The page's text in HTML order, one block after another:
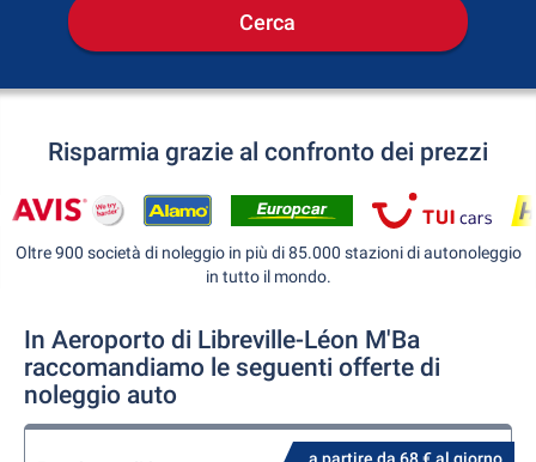
Cerca
Risparmia grazie al confronto dei prezzi
Oltre 900 società di noleggio in più di 85.000 stazioni di autonoleggio
in tutto il mondo.
In Aeroporto di Libreville-Léon M'Ba
raccomandiamo le seguenti offerte di
noleggio auto